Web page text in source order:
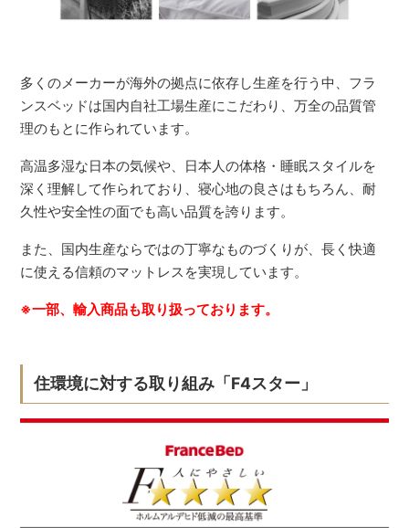
多くのメーカーが海外の拠点に依存し生産を行う中、フラ
ンスベッドは国内自社工場生産にこだわり、万全の品質管
理のもとに作られています。
高温多湿な日本の気候や、日本人の体格・睡眠スタイルを
深く理解して作られており、寝心地の良さはもちろん、耐
久性や安全性の面でも高い品質を誇ります。
また、国内生産ならではの丁寧なものづくりが、長く快適
に使える信頼のマットレスを実現しています。
※一部、輸入商品も取り扱っております。
住環境に対する取り組み「F4スター」